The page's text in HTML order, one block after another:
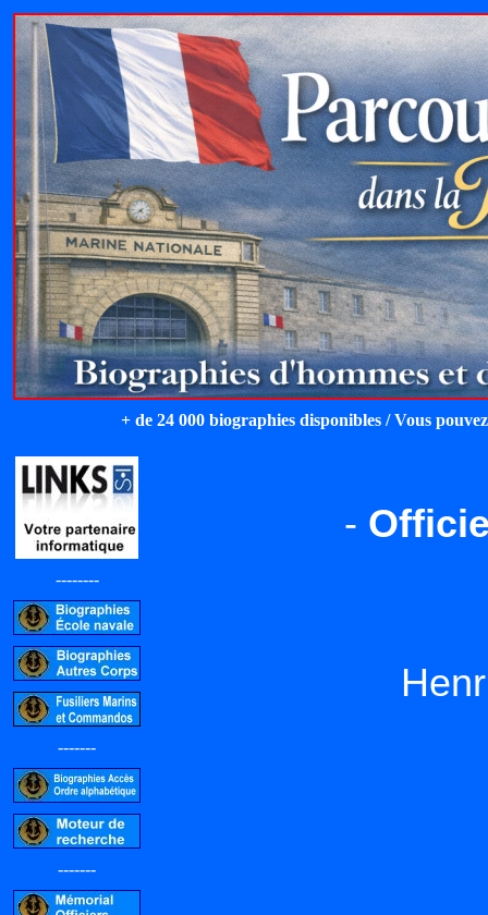
+ de 24 000 biographies disponibles / Vous
--------
-------
-------
-